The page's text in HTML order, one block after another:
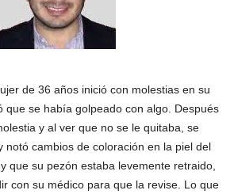
de 36 años inició con molestias en su
que se había golpeado con algo. Después
y al ver que no se le quitaba, se
notó cambios de coloración en la piel del
que su pezón estaba levemente retraido,
con su médico para que la revise. Lo que